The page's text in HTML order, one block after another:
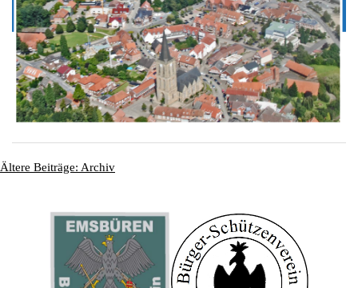
Ältere Beiträge: Archiv